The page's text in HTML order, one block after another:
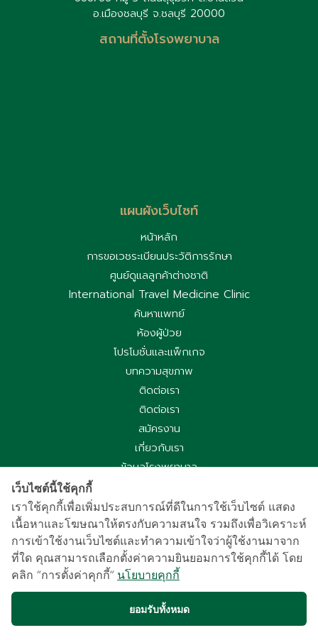
อ.เมืองชลบุรี จ.ชลบุรี 20000
สถานที่ตั้งโรงพยาบาล
แผนผังเว็บไซท์
หน้าหลัก
การขอเวชระเบียนประวัติการรักษา
ศูนย์ดูแลลูกค้าต่างชาติ
International Travel Medicine Clinic
ค้นหาแพทย์
ห้องผู้ป่วย
โปรโมชั่นและแพ็กเกจ
บทความสุขภาพ
ติดต่อเรา
ติดต่อเรา
สมัครงาน
เกี่ยวกับเรา
ข้อมูลโรงพยาบาล
นโยบายคุกกี้
ประกาศความเป็นส่วนตัวการใช้กล้องวงจรปิด
国际病人服务中心
车祸受害别慌，可使用《泰国强制汽车保险》（Por Ror Bor）
医疗给付
เว็บไซต์นี้ใช้คุกกี้
เราใช้คุกกี้เพื่อเพิ่มประสบการณ์ที่ดีในการใช้เว็บไซต์ แสดง
เนื้อหาและโฆษณาให้ตรงกับความสนใจ รวมถึงเพื่อวิเคราะห์
การเข้าใช้งานเว็บไซต์และทำความเข้าใจว่าผู้ใช้งานมาจาก
ที่ใด คุณสามารถเลือกตั้งค่าความยินยอมการใช้คุกกี้ได้ โดย
คลิก “การตั้งค่าคุกกี้” นโยบายคุกกี้
ยอมรับทั้งหมด